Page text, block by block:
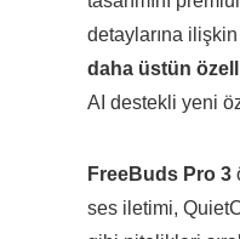
detaylarına
daha üstün
AI destekli yeni
FreeBuds Pro 3
ses iletimi,